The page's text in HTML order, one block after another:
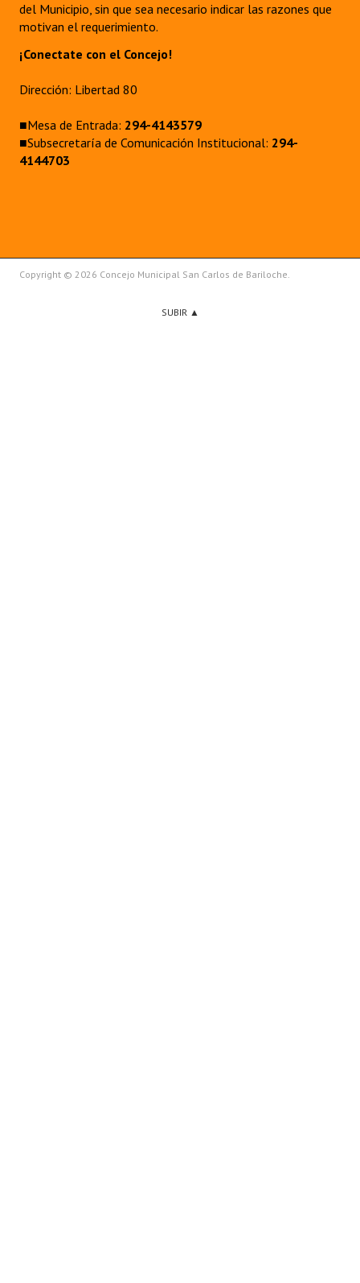
del Municipio, sin que sea necesario indicar las razones que
motivan el requerimiento.
¡Conectate con el Concejo!
Dirección: Libertad 80
■Mesa de Entrada: 294-4143579
■Subsecretaría de Comunicación Institucional: 294-
4144703
Copyright © 2026 Concejo Municipal San Carlos de Bariloche.
SUBIR ▲